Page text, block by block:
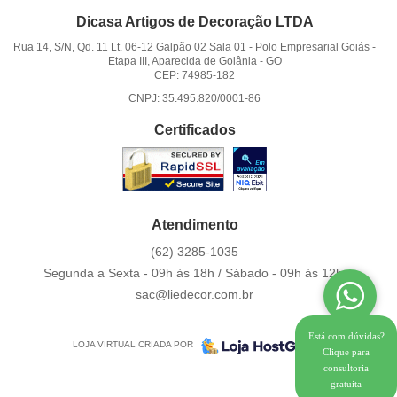
Dicasa Artigos de Decoração LTDA
Rua 14, S/N, Qd. 11 Lt. 06-12 Galpão 02 Sala 01 - Polo Empresarial Goiás -
Etapa III, Aparecida de Goiânia- GO
CEP: 74985-182
CNPJ: 35.495.820/0001-86
Certificados
Atendimento
(62) 3285-1035
Segunda a Sexta - 09h às 18h / Sábado - 09h às 12h.
sac@liedecor.com.br
LOJA VIRTUAL CRIADA POR
Está com dúvidas?
Clique para
consultoria
gratuita